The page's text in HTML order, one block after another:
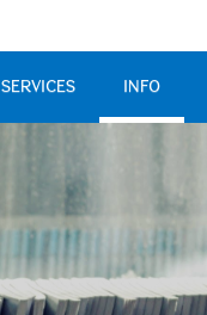
SERVICES INFO